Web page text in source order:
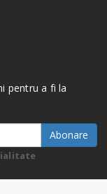
pentru a fi la
Abonare